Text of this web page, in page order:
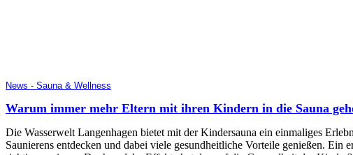
News - Sauna & Wellness
Warum immer mehr Eltern mit ihren Kindern in die Sauna
Die Wasserwelt Langenhagen bietet mit der Kindersauna ein einmaliges
Saunierens entdecken und dabei viele gesundheitliche Vorteile genießen. Ein